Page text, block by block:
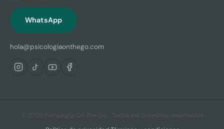
WhatsApp
hola@psicologiaonthego.com
© 2026 Psicología On The Go · Todos los derechos reservados